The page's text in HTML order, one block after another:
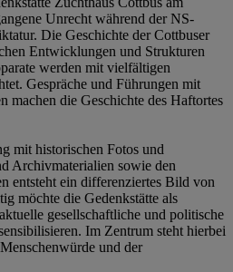
Unrecht während der NS-
Die Geschichte der Cottbuser
Entwicklungen und Strukturen
werden mit vielfältigen
Gespräche und Führungen mit
machen die Geschichte des Haftortes
mit historischen Fotos und
Archivmaterialien sowie den
entsteht ein differenziertes Bild von
möchte die Gedenkstätte als
gesellschaftliche und politische
Im Zentrum steht hierbei
und der